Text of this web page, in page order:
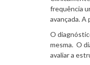
frequência
avançada. A
O
mesma. O
avaliar a